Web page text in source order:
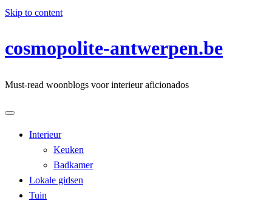
Skip to content
cosmopolite-antwerpen.be
Must-read woonblogs voor interieur aficionados
Interieur
Keuken
Badkamer
Lokale gidsen
Tuin